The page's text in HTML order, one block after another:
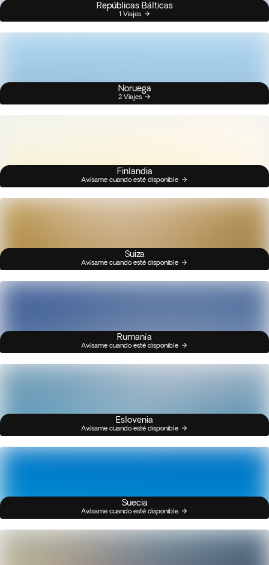
Repúblicas Bálticas
1 Viajes
Noruega
2 Viajes
Finlandia
Avísame cuando esté disponible
Suiza
Avísame cuando esté disponible
Rumanía
Avísame cuando esté disponible
Eslovenia
Avísame cuando esté disponible
Suecia
Avísame cuando esté disponible